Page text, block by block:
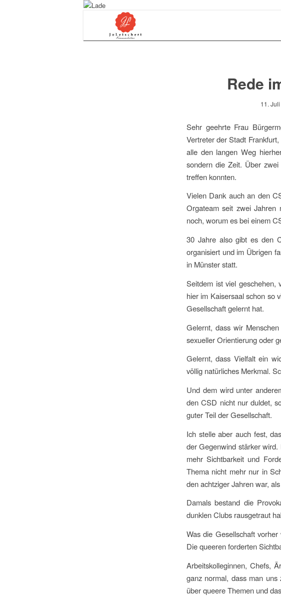
Rede
11.
Sehr geehrte Frau
Vertreter der Stadt
alle den langen Weg
sondern die Zeit. Über
treffen konnten.
Vielen Dank auch an den
Orgateam seit zwei
noch, worum es bei einem
30 Jahre also gibt es den
organisiert und im Übrigen
in Münster statt.
Seitdem ist viel geschehen,
hier im Kaisersaal schon so
Gesellschaft gelernt hat.
Gelernt, dass wir
sexueller Orientierung oder
Gelernt, dass Vielfalt ein
völlig natürliches Merkmal.
Und dem wird unter
den CSD nicht nur duldet,
guter Teil der Gesellschaft.
Ich stelle aber auch fest,
der Gegenwind stärker
mehr Sichtbarkeit und
Thema nicht mehr nur in
den achtziger Jahren war,
Damals bestand die
dunklen Clubs rausgetraut
Was die Gesellschaft
Die queeren forderten
Arbeitskolleginnen, Chefs,
ganz normal, dass man uns
über queere Themen und